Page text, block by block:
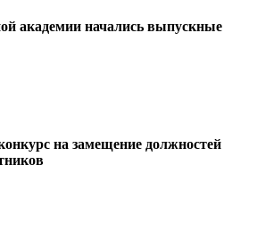
академии начались выпускные
на замещение должностей